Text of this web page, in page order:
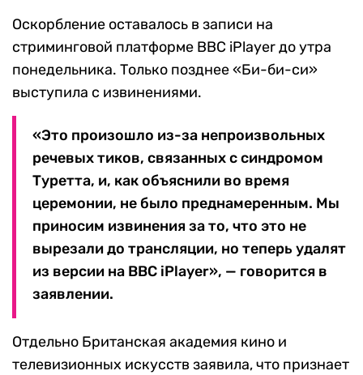
Оскорбление оставалось в записи на
стриминговой платформе BBC iPlayer до утра
понедельника. Только позднее «Би-би-си»
выступила с извинениями.
«Это произошло из-за непроизвольных
речевых тиков, связанных с синдромом
Туретта, и, как объяснили во время
церемонии, не было преднамеренным. Мы
приносим извинения за то, что это не
вырезали до трансляции, но теперь удалят
из версии на BBC iPlayer», — говорится в
заявлении.
Отдельно Британская академия кино и
телевизионных искусств заявила, что признает